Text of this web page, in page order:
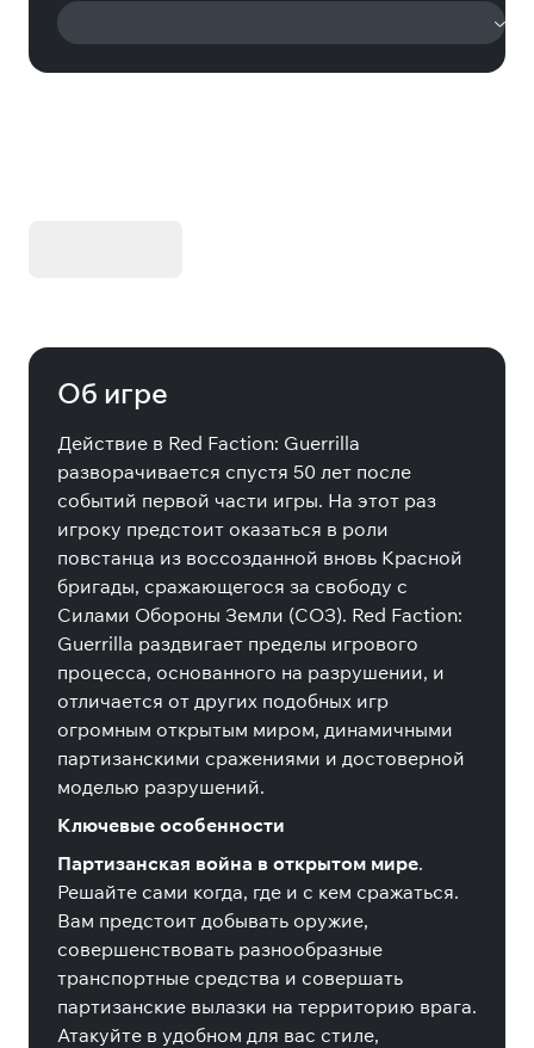
Об игре
Действие в Red Faction: Guerrilla
разворачивается спустя 50 лет после
событий первой части игры. На этот раз
игроку предстоит оказаться в роли
повстанца из воссозданной вновь Красной
бригады, сражающегося за свободу с
Силами Обороны Земли (СОЗ). Red Faction:
Guerrilla раздвигает пределы игрового
процесса, основанного на разрушении, и
отличается от других подобных игр
огромным открытым миром, динамичными
партизанскими сражениями и достоверной
моделью разрушений.
Ключевые особенности
Партизанская война в открытом мире.
Решайте сами когда, где и с кем сражаться.
Вам предстоит добывать оружие,
совершенствовать разнообразные
транспортные средства и совершать
партизанские вылазки на территорию врага.
Атакуйте в удобном для вас стиле,